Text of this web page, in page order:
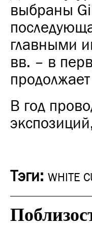
выбраны
главными
вв. – в
В год
Тэги: WHITE